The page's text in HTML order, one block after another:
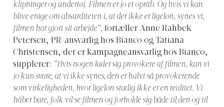
klipninger og undertøj. Filmen er jo et opråb. Og hvis vi kan
blive enige om absurditeten i, at der ikke er ligeløn, synes vi,
filmen har gjort sit arbejde”, fortæller Anne Rahbek
Petersen, PR-ansvarlig hos Bianco og Tatiana
Christensen, der er kampagneansvarlig hos Bianco,
supplerer: ”Hvis nogen lader sig provokere af filmen, kan vi
jo kun svare, at vi ikke synes, den er halvt så provokerende
som virkeligheden, hvor ligeløn stadig ikke er en realitet. Vi
håber bare, folk vil se filmen og forholde sig både til den og til